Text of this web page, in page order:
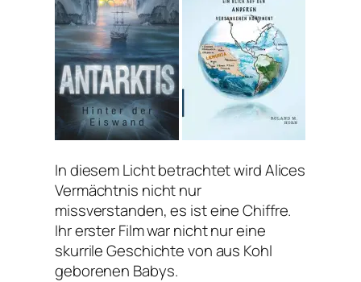
In diesem Licht betrachtet wird Alices
Vermächtnis nicht nur
missverstanden, es ist eine Chiffre.
Ihr erster Film war nicht nur eine
skurrile Geschichte von aus Kohl
geborenen Babys.